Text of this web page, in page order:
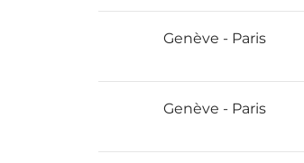
Genève - Paris
Genève - Paris